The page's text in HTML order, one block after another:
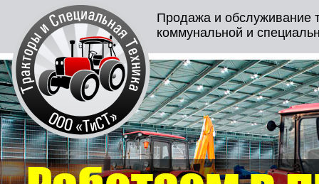
Продажа и обслуживание
коммунальной и